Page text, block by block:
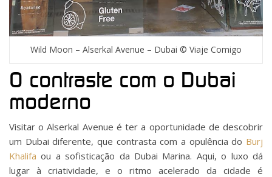
Wild Moon – Alserkal Avenue – Dubai © Viaje Comigo
O contraste com o Dubai
moderno
Visitar o Alserkal Avenue é ter a oportunidade de descobrir
um Dubai diferente, que contrasta com a opulência do Burj
Khalifa ou a sofisticação da Dubai Marina. Aqui, o luxo dá
lugar à criatividade, e o ritmo acelerado da cidade é